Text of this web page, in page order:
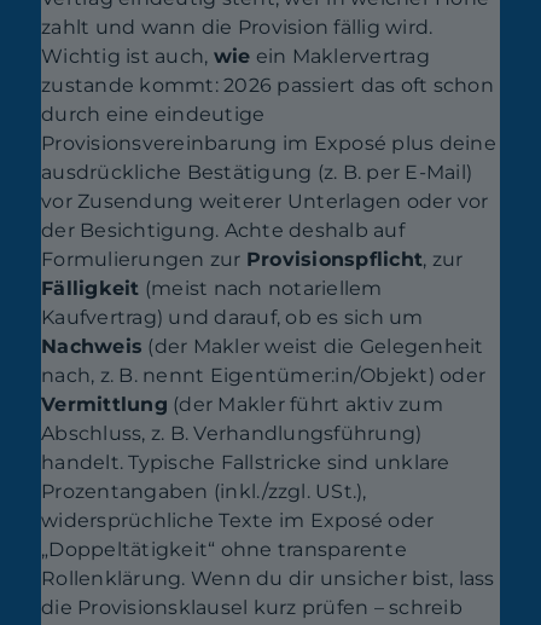
zahlt und wann die Provision fällig wird.
Wichtig ist auch, wie ein Maklervertrag
zustande kommt: 2026 passiert das oft schon
durch eine eindeutige
Provisionsvereinbarung im Exposé plus deine
ausdrückliche Bestätigung (z. B. per E-Mail)
vor Zusendung weiterer Unterlagen oder vor
der Besichtigung. Achte deshalb auf
Formulierungen zur Provisionspflicht, zur
Fälligkeit (meist nach notariellem
Kaufvertrag) und darauf, ob es sich um
Nachweis (der Makler weist die Gelegenheit
nach, z. B. nennt Eigentümer:in/Objekt) oder
Vermittlung (der Makler führt aktiv zum
Abschluss, z. B. Verhandlungsführung)
handelt. Typische Fallstricke sind unklare
Prozentangaben (inkl./zzgl. USt.),
widersprüchliche Texte im Exposé oder
„Doppeltätigkeit“ ohne transparente
Rollenklärung. Wenn du dir unsicher bist, lass
die Provisionsklausel kurz prüfen – schreib